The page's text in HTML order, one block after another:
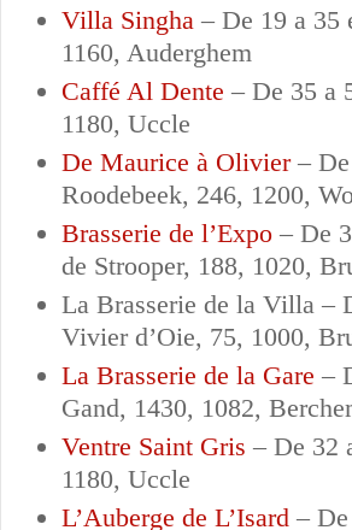
Villa Singha – De 19 a 35
1160, Auderghem
Caffé Al Dente – De 35 a
1180, Uccle
De Maurice à Olivier–
Roodebeek, 246, 1200,
Brasserie de l’Expo – De
de Strooper, 188, 1020,
La Brasserie de la Villa –
Vivier d’Oie, 75, 1000,
La Brasserie de la Gare –
Gand, 1430, 1082,
Ventre Saint Gris – De 32
1180, Uccle
L’Auberge de L’Isard –